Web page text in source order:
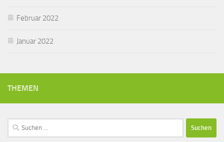
Februar 2022
Januar 2022
THEMEN
Suchen
nach: